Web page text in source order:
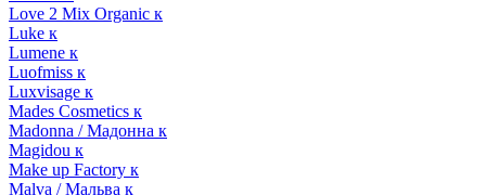
Love 2 Mix Organic к
Luke к
Lumene к
Luofmiss к
Luxvisage к
Mades Cosmetics к
Madonna / Мадонна к
Magidou к
Make up Factory к
Malva / Мальва к